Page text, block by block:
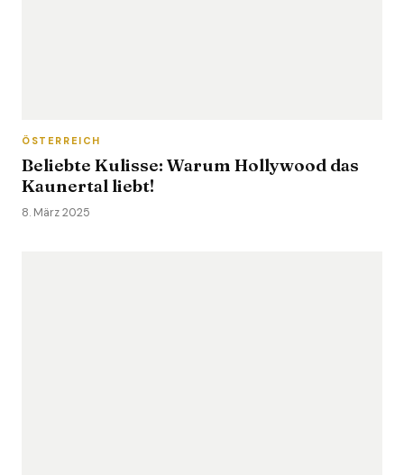
ÖSTERREICH
Beliebte Kulisse: Warum Hollywood das
Kaunertal liebt!
8. März 2025